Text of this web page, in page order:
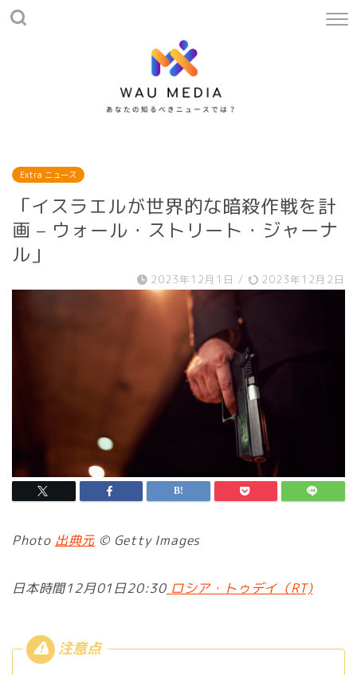
Extra ニュース
「イスラエルが世界的な暗殺作戦を計
画 – ウォール・ストリート・ジャーナ
ル」
2023年12月1日 / 2023年12月2日
Photo 出典元 © Getty Images
日本時間12月01日20:30 ロシア・トゥデイ（RT)